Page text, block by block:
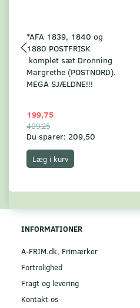
*AFA 1839, 1840 og
1880 POSTFRISK
komplet sæt Dronning
Margrethe (POSTNORD).
MEGA SJÆLDNE!!!
199,75
409,25
Du sparer: 209,50
Læg i kurv
INFORMATIONER
A-FRIM.dk, Frimærker
Fortrolighed
Fragt og levering
Kontakt os